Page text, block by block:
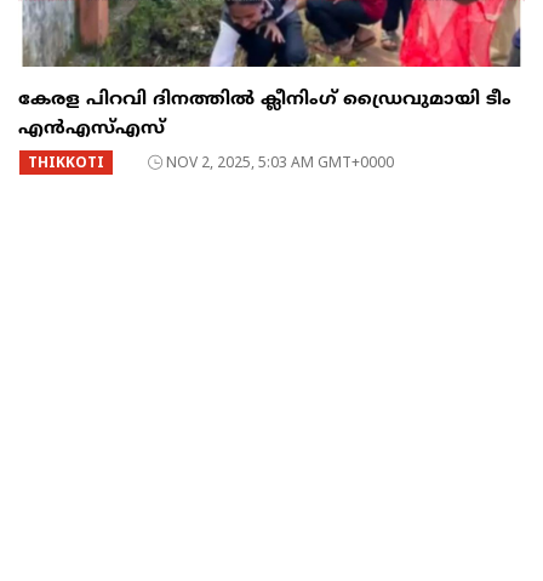
കേരള പിറവി ദിനത്തിൽ ക്ലീനിംഗ് ഡ്രൈവുമായി ടീം
എൻഎസ്‌എസ്‌
THIKKOTI NOV 2, 2025, 5:03 AM GMT+0000